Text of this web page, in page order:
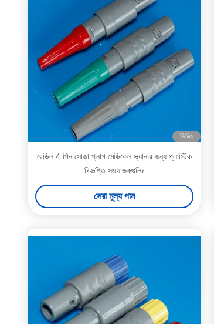
ভিডিও
রেডিল 4 পিন সোজা প্লাগ মেডিকেল স্ক্যানার জন্য প্লাস্টিক
বিজ্ঞপ্তি সংযোজকগুলির
সেরা মূল্য পান